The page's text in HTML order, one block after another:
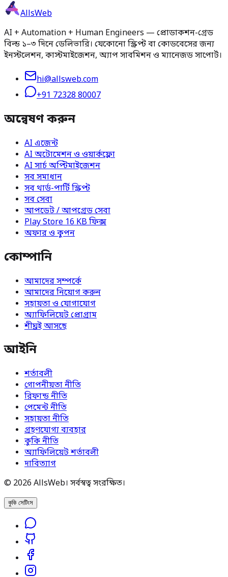
AllsWeb
AI + Automation + Human Engineers — প্রোডাকশন-গ্রেড
বিল্ড ১–৩ দিনে ডেলিভারি। যেকোনো স্ক্রিপ্ট বা কোডবেসের জন্য
ইনস্টলেশন, কাস্টমাইজেশন, অ্যাপ সাবমিশন ও ম্যানেজড সাপোর্ট।
hi@allsweb.com
+91 72328 80007
অন্বেষণ করুন
AI এজেন্ট
AI অটোমেশন ও ওয়ার্কফ্লো
AI সার্চ অপ্টিমাইজেশন
সব সমাধান
সব থার্ড-পার্টি স্ক্রিপ্ট
সব সেবা
আপডেট / আপগ্রেড সেবা
Play Store 16 KB ফিক্স
অফার ও কুপন
কোম্পানি
আমাদের সম্পর্কে
আমাদের নিয়োগ করুন
সহায়তা ও যোগাযোগ
অ্যাফিলিয়েট প্রোগ্রাম
শীঘ্রই আসছে
আইনি
শর্তাবলী
গোপনীয়তা নীতি
রিফান্ড নীতি
পেমেন্ট নীতি
সহায়তা নীতি
গ্রহণযোগ্য ব্যবহার
কুকি নীতি
অ্যাফিলিয়েট শর্তাবলী
দাবিত্যাগ
© 2026 AllsWeb। সর্বস্বত্ব সংরক্ষিত।
কুকি সেটিংস